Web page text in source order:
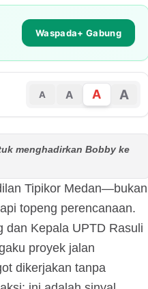
Waspada+ Gabung
A A A A
menghadirkan Bobby ke
Tipikor Medan—bukan
topeng perencanaan.
dan Kepala UPTD Rasuli
proyek jalan
dikerjakan tanpa